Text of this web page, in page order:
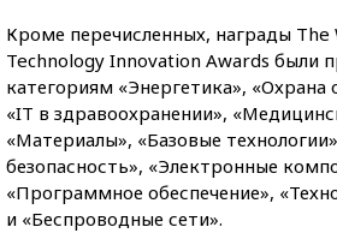
Кроме перечисленных, награды The
Technology Innovation Awards были
категориям «Энергетика»,
«IT в здравоохранении»,
«Материалы», «Базовые
безопасность», «Электронные
«Программное обеспечение»,
и «Беспроводные сети».